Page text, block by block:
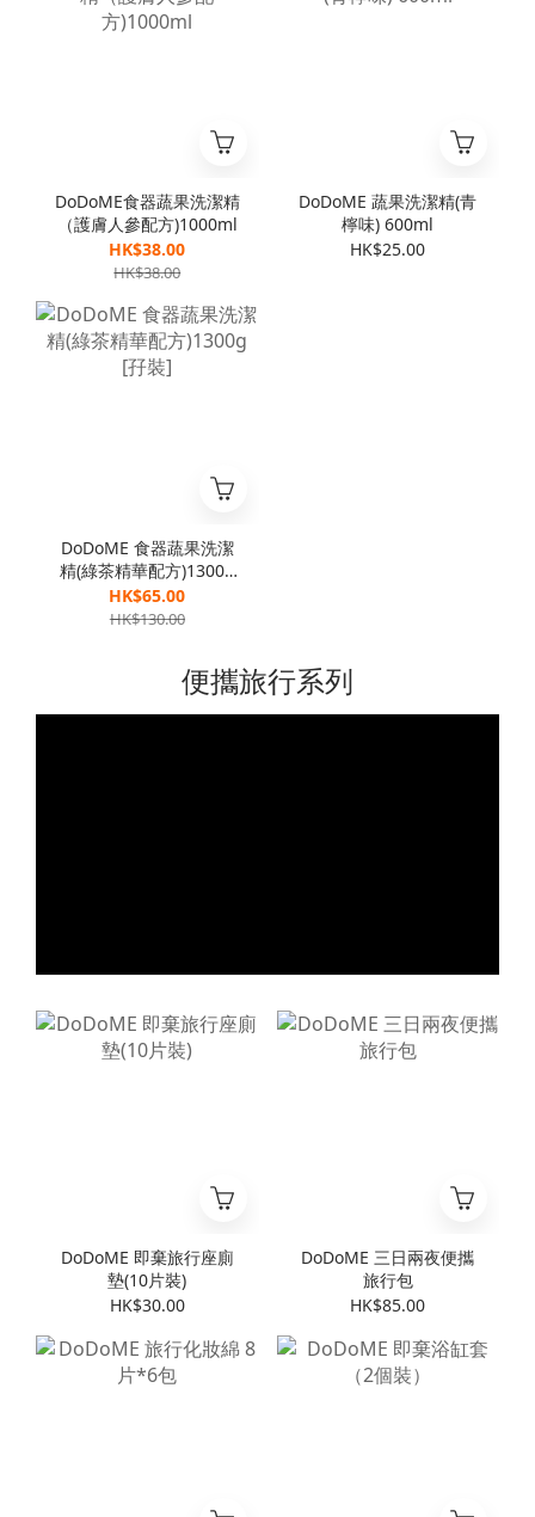
DoDoME食器蔬果洗潔精
（護膚人參配方)1000ml
HK$38.00
HK$38.00
DoDoME 蔬果洗潔精(青
檸味) 600ml
HK$25.00
DoDoME 食器蔬果洗潔
精(綠茶精華配方)1300g
[孖裝]
HK$65.00
HK$130.00
便攜旅行系列
DoDoME 即棄旅行座廁
墊(10片裝)
HK$30.00
DoDoME 三日兩夜便攜
旅行包
HK$85.00